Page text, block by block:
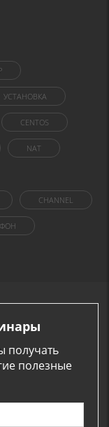
УСТАНОВКА
CENTOS
NAT
CHANNEL
получать
полезные